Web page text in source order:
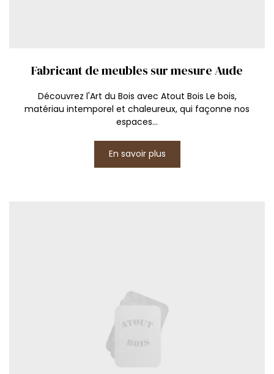
Fabricant de meubles sur mesure Aude
Découvrez l'Art du Bois avec Atout Bois Le bois,
matériau intemporel et chaleureux, qui façonne nos
espaces...
En savoir plus